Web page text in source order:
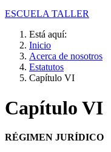
ESCUELA TALLER
Está aquí:
Inicio
Acerca de nosotros
Estatutos
Capítulo VI
Capítulo VI
RÉGIMEN JURÍDICO